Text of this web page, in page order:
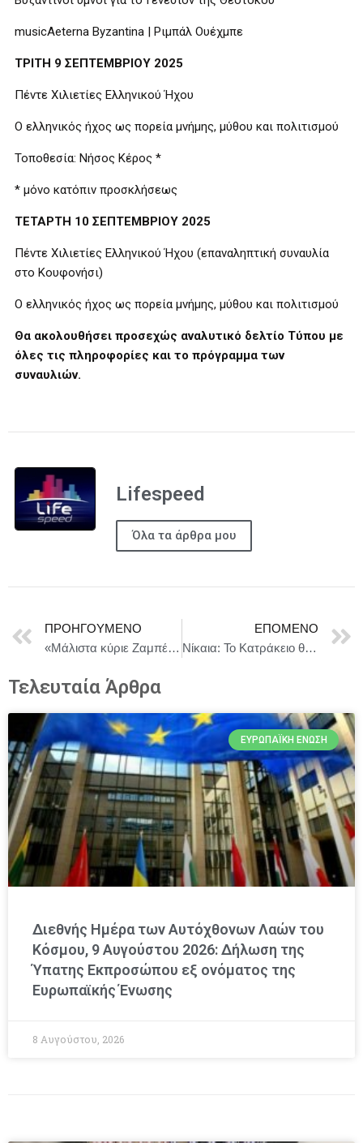
musicAeterna Byzantina | Ριμπάλ Ουέχμπε
ΤΡΙΤΗ 9 ΣΕΠΤΕΜΒΡΙΟΥ 2025
Πέντε Χιλιετίες Ελληνικού Ήχου
Ο ελληνικός ήχος ως πορεία μνήμης, μύθου και πολιτισμού
Τοποθεσία: Νήσος Κέρος *
* μόνο κατόπιν προσκλήσεως
ΤΕΤΑΡΤΗ 10 ΣΕΠΤΕΜΒΡΙΟΥ 2025
Πέντε Χιλιετίες Ελληνικού Ήχου (επαναληπτική συναυλία
στο Κουφονήσι)
Ο ελληνικός ήχος ως πορεία μνήμης, μύθου και πολιτισμού
Θα ακολουθήσει προσεχώς αναλυτικό δελτίο Τύπου με
όλες τις πληροφορίες και το πρόγραμμα των
συναυλιών.
Lifespeed
Όλα τα άρθρα μου
ΠΡΟΗΓΟΎΜΕΝΟ
«Μάλιστα κύριε Ζαμπέτα»: Μια θριαμβευτική πρεμιέρα που καταχειροκροτήθηκε στο ΔΕΗ Θέατρο Άλσος!
ΕΠΌΜΕΝΟ
Νίκαια: Το Κατράκειο θέατρο υποδέχεται το καλοκαίρι με πλούσιο πρόγραμμα εκδηλώσεων
Τελευταία Άρθρα
ΕΥΡΩΠΑΪΚΉ ΈΝΩΣΗ
Διεθνής Ημέρα των Αυτόχθονων Λαών του
Κόσμου, 9 Αυγούστου 2026: Δήλωση της
Ύπατης Εκπροσώπου εξ ονόματος της
Ευρωπαϊκής Ένωσης
8 Αυγούστου, 2026